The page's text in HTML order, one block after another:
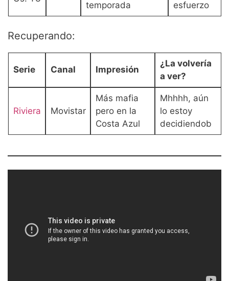
temporada esfuerzo
Recuperando:
Serie Canal Impresión
¿La volvería
a ver?
Riviera Movistar
Más mafia
pero en la
Costa Azul
Mhhhh, aún
lo estoy
decidiendob